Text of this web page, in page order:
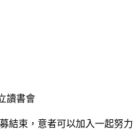
讀書會
結束，意者可以加入一起努